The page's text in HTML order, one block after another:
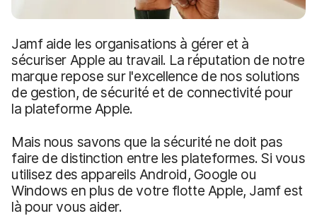
Jamf aide les organisations à gérer et à
sécuriser Apple au travail. La réputation de notre
marque repose sur l'excellence de nos solutions
de gestion, de sécurité et de connectivité pour
la plateforme Apple.
Mais nous savons que la sécurité ne doit pas
faire de distinction entre les plateformes. Si vous
utilisez des appareils Android, Google ou
Windows en plus de votre flotte Apple, Jamf est
là pour vous aider.